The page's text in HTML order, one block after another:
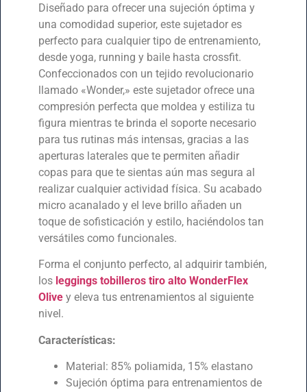
Diseñado para ofrecer una sujeción óptima y
una comodidad superior, este sujetador es
perfecto para cualquier tipo de entrenamiento,
desde yoga, running y baile hasta crossfit.
Confeccionados con un tejido revolucionario
llamado «Wonder,» este sujetador ofrece una
compresión perfecta que moldea y estiliza tu
figura mientras te brinda el soporte necesario
para tus rutinas más intensas, gracias a las
aperturas laterales que te permiten añadir
copas para que te sientas aún mas segura al
realizar cualquier actividad física. Su acabado
micro acanalado y el leve brillo añaden un
toque de sofisticación y estilo, haciéndolos tan
versátiles como funcionales.
Forma el conjunto perfecto, al adquirir también,
los leggings tobilleros tiro alto WonderFlex
Olivey eleva tus entrenamientos al siguiente
nivel.
Características:
Material: 85% poliamida, 15% elastano
Sujeción óptima para entrenamientos de